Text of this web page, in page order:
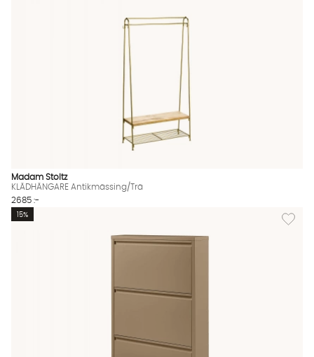
Madam Stoltz
KLÄDHÄNGARE Antikmässing/Trä
2685 :-
Lägg
15%